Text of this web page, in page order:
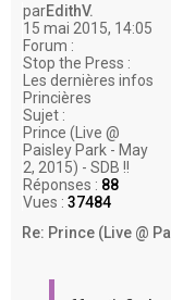
parEdithV.
15 mai 2015, 14:05
Forum :
Stop the Press :
Les dernières infos
Princières
Sujet :
Prince (Live @
Paisley Park - May
2, 2015) - SDB !!
Réponses : 88
Vues : 37484
Re: Prince (Live @